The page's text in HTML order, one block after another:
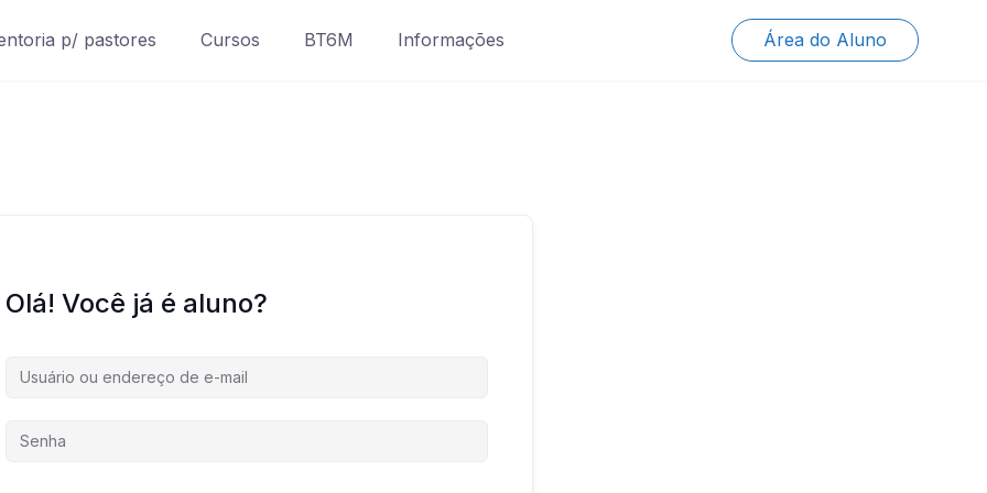
p/ pastores Cursos BT6M Informações Área do Aluno
Olá! Você já é aluno?